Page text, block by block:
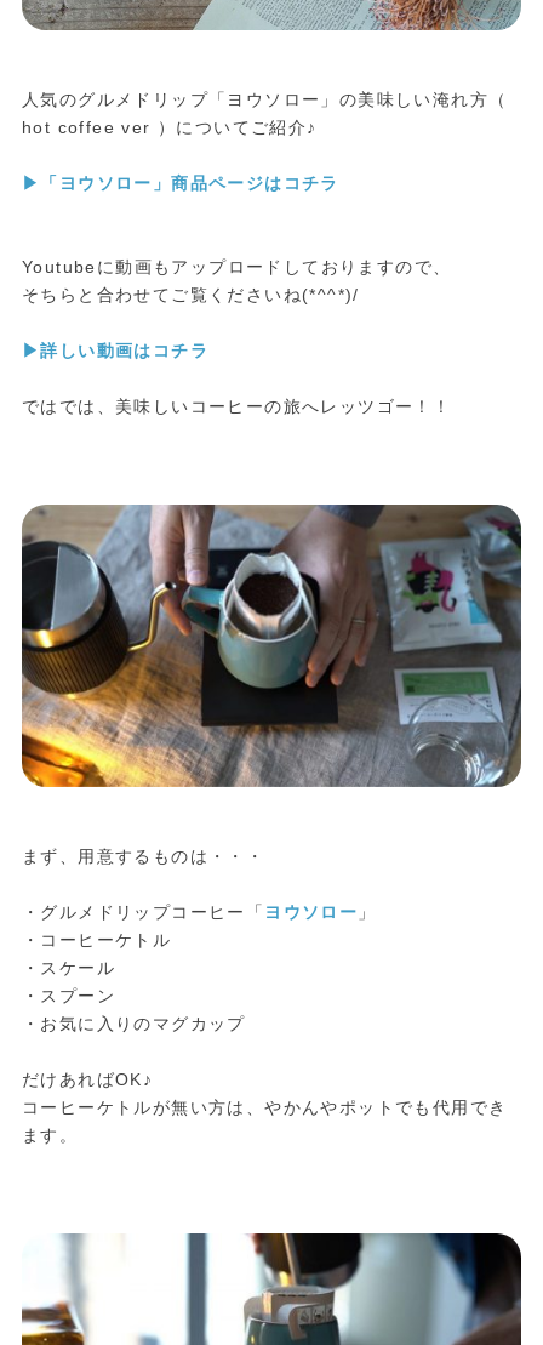
人気のグルメドリップ「ヨウソロー」の美味しい淹れ方（
hot coffee ver ）についてご紹介♪
▶︎「ヨウソロー」商品ページはコチラ
Youtubeに動画もアップロードしておりますので、
そちらと合わせてご覧くださいね(*^^*)/
▶︎詳しい動画はコチラ
ではでは、美味しいコーヒーの旅へレッツゴー！！
まず、用意するものは・・・
・グルメドリップコーヒー「 ヨウソロー 」
・コーヒーケトル
・スケール
・スプーン
・お気に入りのマグカップ
だけあればOK♪
コーヒーケトルが無い方は、やかんやポットでも代用でき
ます。